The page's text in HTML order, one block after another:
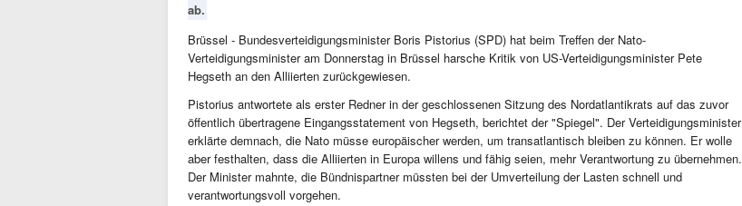
ab.
Brüssel - Bundesverteidigungsminister Boris Pistorius (SPD) hat beim Treffen der Nato-
Verteidigungsminister am Donnerstag in Brüssel harsche Kritik von US-Verteidigungsminister Pete
Hegseth an den Alliierten zurückgewiesen.
Pistorius antwortete als erster Redner in der geschlossenen Sitzung des Nordatlantikrats auf das zuvor
öffentlich übertragene Eingangsstatement von Hegseth, berichtet der "Spiegel". Der Verteidigungsminister
erklärte demnach, die Nato müsse europäischer werden, um transatlantisch bleiben zu können. Er wolle
aber festhalten, dass die Alliierten in Europa willens und fähig seien, mehr Verantwortung zu übernehmen.
Der Minister mahnte, die Bündnispartner müssten bei der Umverteilung der Lasten schnell und
verantwortungsvoll vorgehen.